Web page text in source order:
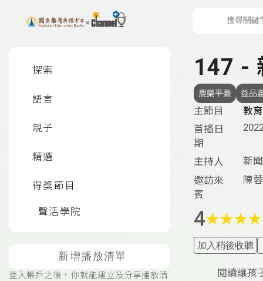
上方功能區塊
探索
語言
親子
精選
得獎節目
聲活學院
新增播放清單
登入帳戶之後，你就能建立及分享播放清
147 -
鹿樂平臺 益品
主節目
教
首播日
期
主持人
新
邀訪來
賓
陳
4★★★★
加入稍後收聽
閱讀讓孩